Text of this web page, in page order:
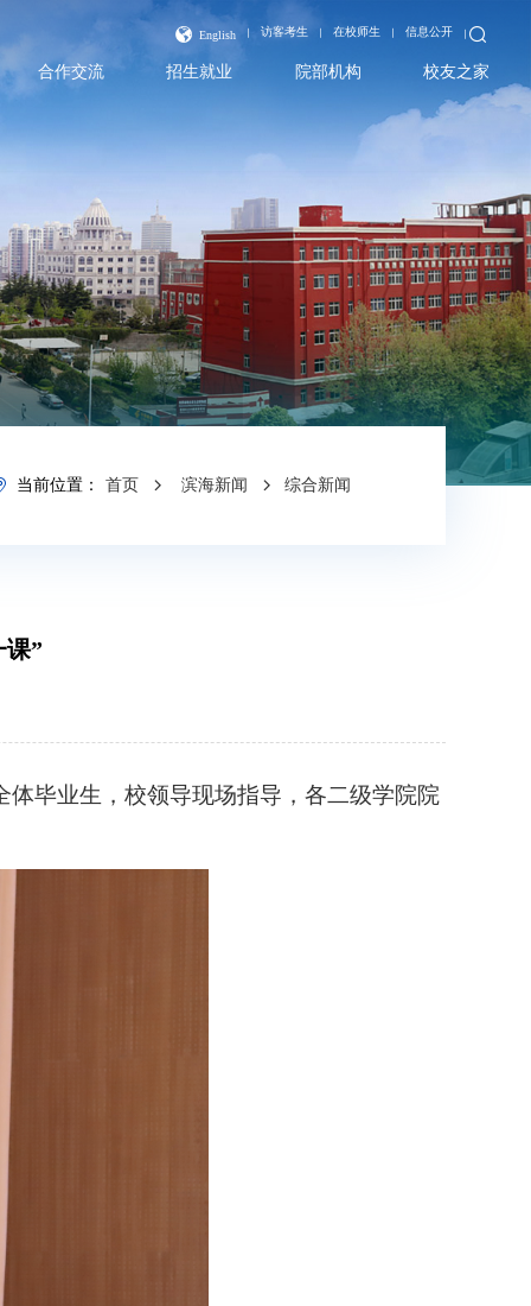
English 访客考生 在校师生 信息公开
合作交流 招生就业 院部机构 校友之家
当前位置： 首页 滨海新闻 综合新闻
”
体毕业生，校领导现场指导，各二级学院院